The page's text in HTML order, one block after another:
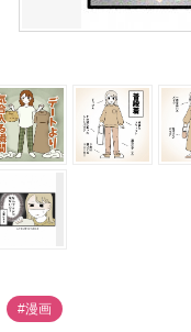
#漫画